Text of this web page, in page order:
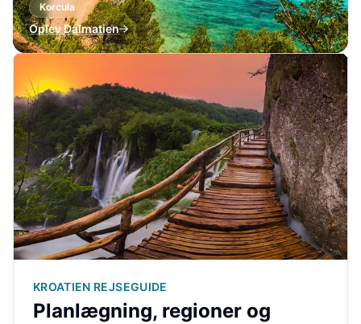
Korcula
Oplev Dalmatien
KROATIEN REJSEGUIDE
Planlægning, regioner og